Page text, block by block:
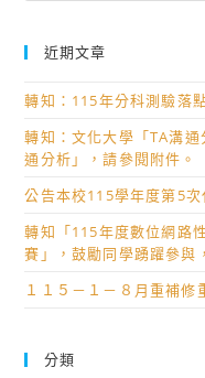
近期文章
轉知：115年分科測驗落
轉知：文化大學「TA溝
通分析」，請參閱附件。
公告本校115學年度第5
轉知「115年度數位網路
賽」，鼓勵同學踴躍參與
１１５－１－８月重補修
分類